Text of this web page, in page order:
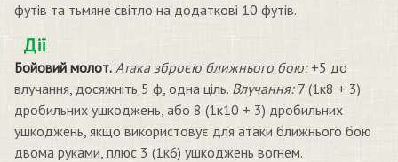
футів та тьмяне світло на додаткові 10 футів.
Дії
Бойовий молот. Атака зброєю ближнього бою:+5 до
влучання, досяжніть 5 ф, одна ціль. Влучання:7 (1к8 + 3)
дробильних ушкоджень, або 8 (1к10 + 3) дробильних
ушкоджень, якщо використовує для атаки ближнього бою
двома руками, плюс 3 (1к6) ушкоджень вогнем.